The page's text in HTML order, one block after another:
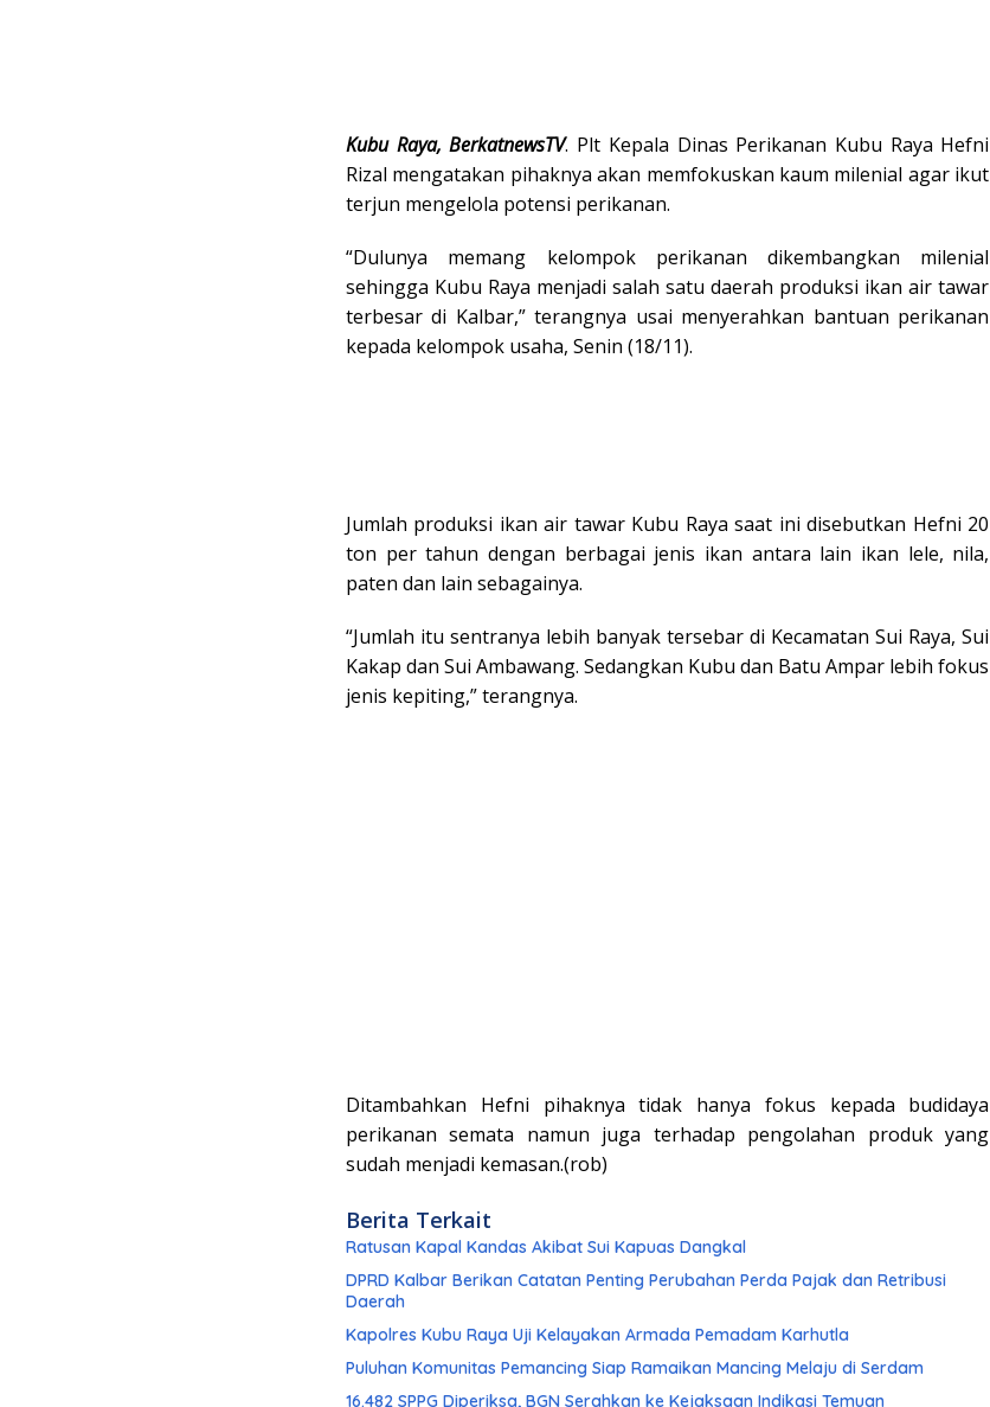
Kubu Raya, BerkatnewsTV. Plt Kepala Dinas Perikanan Kubu Raya Hefni
Rizal mengatakan pihaknya akan memfokuskan kaum milenial agar ikut
terjun mengelola potensi perikanan.
“Dulunya memang kelompok perikanan dikembangkan milenial
sehingga Kubu Raya menjadi salah satu daerah produksi ikan air tawar
terbesar di Kalbar,” terangnya usai menyerahkan bantuan perikanan
kepada kelompok usaha, Senin (18/11).
Jumlah produksi ikan air tawar Kubu Raya saat ini disebutkan Hefni 20
ton per tahun dengan berbagai jenis ikan antara lain ikan lele, nila,
paten dan lain sebagainya.
“Jumlah itu sentranya lebih banyak tersebar di Kecamatan Sui Raya, Sui
Kakap dan Sui Ambawang. Sedangkan Kubu dan Batu Ampar lebih fokus
jenis kepiting,” terangnya.
Ditambahkan Hefni pihaknya tidak hanya fokus kepada budidaya
perikanan semata namun juga terhadap pengolahan produk yang
sudah menjadi kemasan.(rob)
Berita Terkait
Ratusan Kapal Kandas Akibat Sui Kapuas Dangkal
DPRD Kalbar Berikan Catatan Penting Perubahan Perda Pajak dan Retribusi
Daerah
Kapolres Kubu Raya Uji Kelayakan Armada Pemadam Karhutla
Puluhan Komunitas Pemancing Siap Ramaikan Mancing Melaju di Serdam
16.482 SPPG Diperiksa, BGN Serahkan ke Kejaksaan Indikasi Temuan